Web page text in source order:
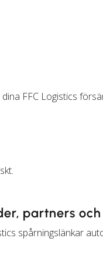
FFC Logistics
partners
spårningslänkar